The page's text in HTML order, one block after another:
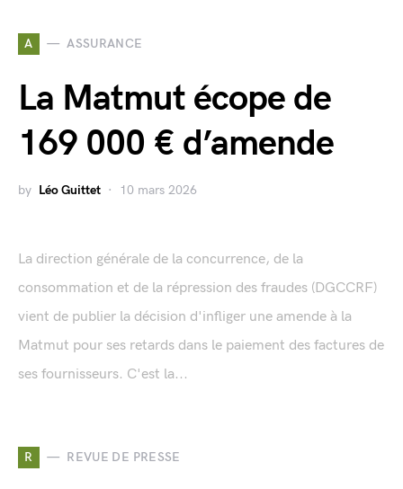
A ASSURANCE
La Matmut écope de
169 000 € d’amende
by Léo Guittet 10 mars 2026
La direction générale de la concurrence, de la
consommation et de la répression des fraudes (DGCCRF)
vient de publier la décision d'infliger une amende à la
Matmut pour ses retards dans le paiement des factures de
ses fournisseurs. C'est la...
R REVUE DE PRESSE